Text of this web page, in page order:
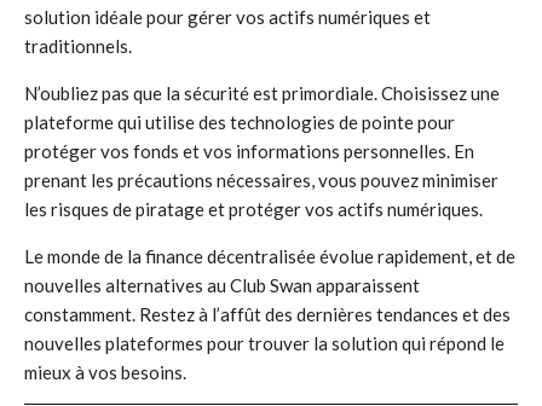
solution idéale pour gérer vos actifs numériques et
traditionnels.
N’oubliez pas que la sécurité est primordiale. Choisissez une
plateforme qui utilise des technologies de pointe pour
protéger vos fonds et vos informations personnelles. En
prenant les précautions nécessaires, vous pouvez minimiser
les risques de piratage et protéger vos actifs numériques.
Le monde de la finance décentralisée évolue rapidement, et de
nouvelles alternatives au Club Swan apparaissent
constamment. Restez à l’affût des dernières tendances et des
nouvelles plateformes pour trouver la solution qui répond le
mieux à vos besoins.